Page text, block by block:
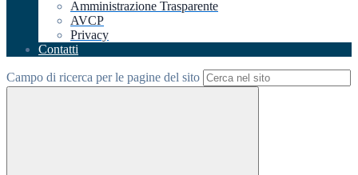
Amministrazione Trasparente
AVCP
Privacy
Contatti
Campo di ricerca per le pagine del sito